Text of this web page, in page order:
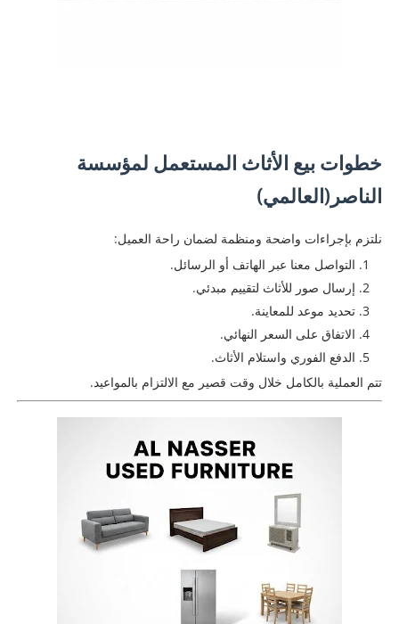
خطوات بيع الأثاث المستعمل لمؤسسة
الناصر(العالمي)
نلتزم بإجراءات واضحة ومنظمة لضمان راحة العميل:
التواصل معنا عبر الهاتف أو الرسائل.
إرسال صور للأثاث لتقييم مبدئي.
تحديد موعد للمعاينة.
الاتفاق على السعر النهائي.
الدفع الفوري واستلام الأثاث.
تتم العملية بالكامل خلال وقت قصير مع الالتزام بالمواعيد.